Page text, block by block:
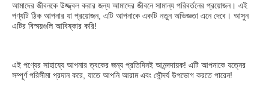
আমাদের জীবনকে উজ্জ্বল করার জন্য আমাদের জীবনে সামান্য পরিবর্তনের প্রয়োজন। এই
পণ্যটি ঠিক আপনার যা প্রয়োজন, এটি আপনাকে একটি নতুন অভিজ্ঞতা এনে দেবে। আসুন
এটির বিস্ময়গুলি আবিষ্কার করি!
এই পণ্যের সাহায্যে আপনার ত্বকের জন্য প্রতিদিনই আনন্দদায়ক! এটি আপনাকে যত্নের
সম্পূর্ণ পরিসীমা প্রদান করে, যাতে আপনি আরাম এবং সৌন্দর্য উপভোগ করতে পারেন!